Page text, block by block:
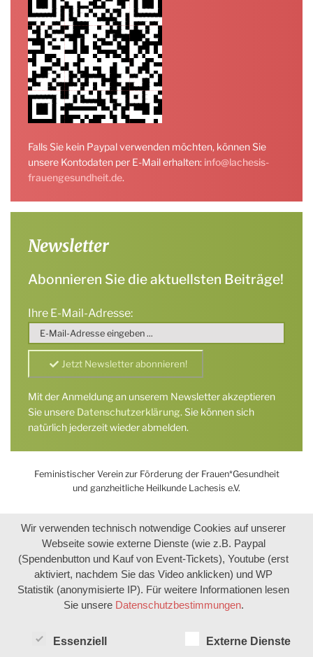
Falls Sie kein Paypal verwenden möchten, können Sie
unsere Kontodaten per E-Mail erhalten: info@lachesis-
frauengesundheit.de.
Newsletter
Abonnieren Sie die aktuellsten Beiträge!
Ihre E-Mail-Adresse:
Mit der Anmeldung an unserem Newsletter akzeptieren
Sie unsere Datenschutzerklärung. Sie können sich
natürlich jederzeit wieder abmelden.
Feministischer Verein zur Förderung der Frauen*Gesundheit
und ganzheitliche Heilkunde Lachesis e.V.
Wir verwenden technisch notwendige Cookies auf unserer
Webseite sowie externe Dienste (wie z.B. Paypal
(Spendenbutton und Kauf von Event-Tickets), Youtube (erst
aktiviert, nachdem Sie das Video anklicken) und WP
Statistik (anonymisierte IP). Für weitere Informationen lesen
Sie unsere Datenschutzbestimmungen.
Essenziell Externe Dienste